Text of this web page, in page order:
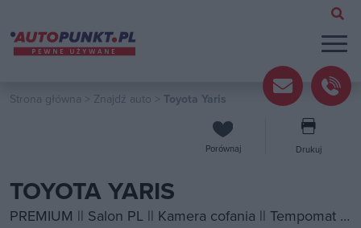
Strona główna > Znajdź auto > Toyota Yaris
Porównaj Drukuj
TOYOTA YARIS
PREMIUM || Salon PL || Kamera cofania || Tempomat || Bezwypadkowy